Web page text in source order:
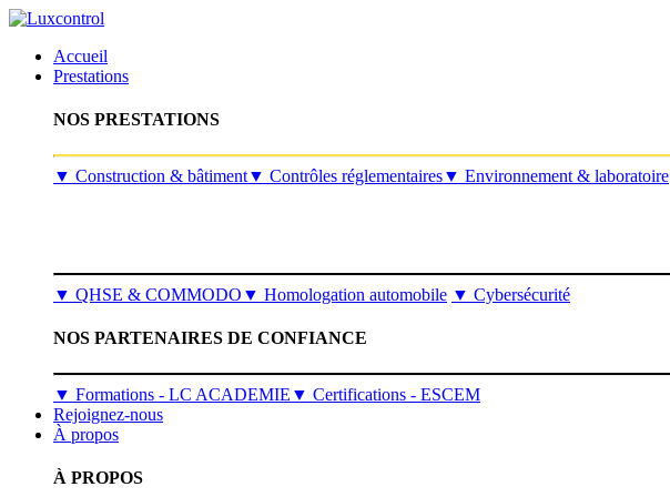
Accueil
Prestations
NOS PRESTATIONS
​▼ Construction & bâtiment▼ Contrôles réglementaires▼ Environnement & laboratoire
▼ QHSE & COMMODO ▼ Homologation automobile ▼ Cybersécurité
NOS PARTENAIRES DE CONFIANCE
▼ Formations - LC ACADEMIE ▼ Certifications - ESCEM
Rejoignez-nous
À propos
À PROPOS